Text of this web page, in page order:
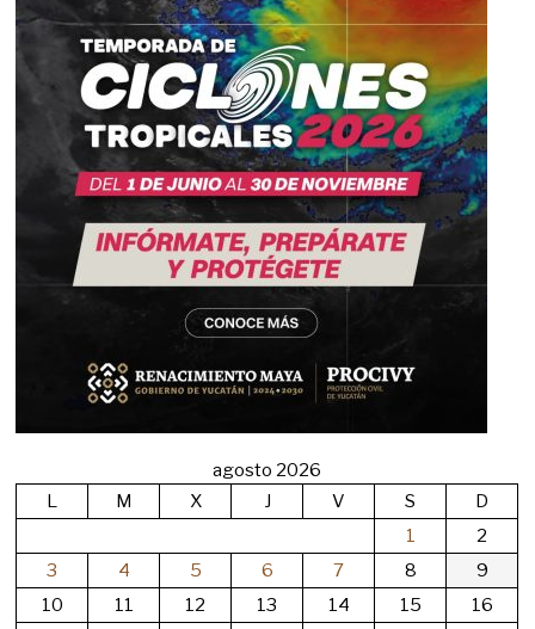
agosto 2026
L
M X J V S
D
1
2
3
4 5 6 7 8
9
10
11 12 13 14 15 16